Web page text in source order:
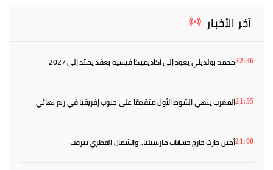
آخر الأخبار
22:36محمد بولديني يعود إلى أكاديميكا فيسيو بعقد يمتد إلى 2027
21:55المغرب ينهي الشوط الأول متقدمًا على جنوب إفريقيا في ربع نهائي
21:00أمين حارث خارج حسابات مارسيليا.. والشمال القطري يترقب